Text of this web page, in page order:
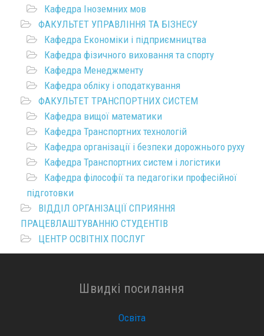
Кафедра Іноземних мов
ФАКУЛЬТЕТ УПРАВЛІННЯ ТА БІЗНЕСУ
Кафедра Економіки і підприємництва
Кафедра фізичного виховання та спорту
Кафедра Менеджменту
Кафедра обліку і оподаткування
ФАКУЛЬТЕТ ТРАНСПОРТНИХ СИСТЕМ
Кафедра вищої математики
Кафедра Транспортних технологій
Кафедра організації і безпеки дорожнього руху
Кафедра Транспортних систем і логістики
Кафедра філософії та педагогіки професійної
підготовки
ВІДДІЛ ОРГАНІЗАЦІЇ СПРИЯННЯ
ПРАЦЕВЛАШТУВАННЮ СТУДЕНТІВ
ЦЕНТР ОСВІТНІХ ПОСЛУГ
Швидкі посилання
Освіта